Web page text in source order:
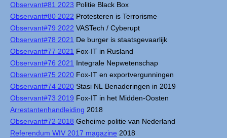
Observant#81 2023 Politie Black Box
Observant#80 2022 Protesteren is Terrorisme
Observant#79 2022 VASTech / Cyberupt
Observant#78 2021 De burger is staatsgevaarlijk
Observant#77 2021 Fox-IT in Rusland
Observant#76 2021 Integrale Nepwetenschap
Observant#75 2020 Fox-IT en exportvergunningen
Observant#74 2020 Stasi NL Benaderingen in 2019
Observant#73 2019 Fox-IT in het Midden-Oosten
Arrestantenhandleiding 2018
Observant#72 2018 Geheime politie van Nederland
Referendum WIV 2017 magazine 2018